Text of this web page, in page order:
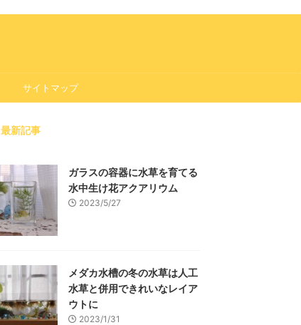
サイトマップ
最新記事
ガラスの容器に水草を育てる
水中生け花アクアリウム
2023/5/27
メダカ水槽の冬の水草は人工
水草と併用できれいなレイア
ウトに
2023/1/31